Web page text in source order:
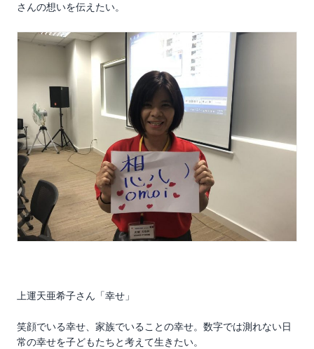
さんの想いを伝えたい。
上運天亜希子さん「幸せ」
笑顔でいる幸せ、家族でいることの幸せ。数字では測れない日
常の幸せを子どもたちと考えて生きたい。